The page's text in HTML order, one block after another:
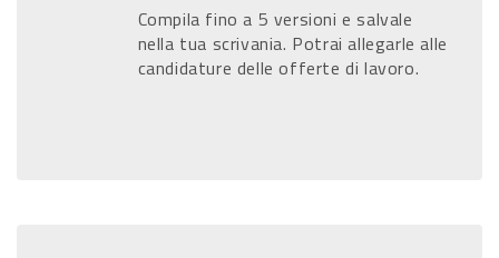
Compila fino a 5 versioni e salvale
nella tua scrivania. Potrai allegarle alle
candidature delle offerte di lavoro.